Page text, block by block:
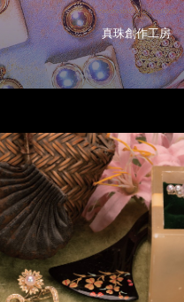
真珠創作工房